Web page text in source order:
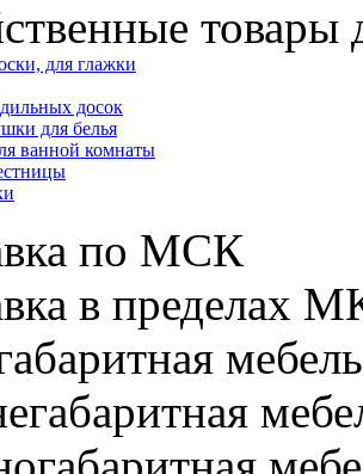
товары
для глажки
досок
для белья
ванной комнаты
по МСК
в пределах